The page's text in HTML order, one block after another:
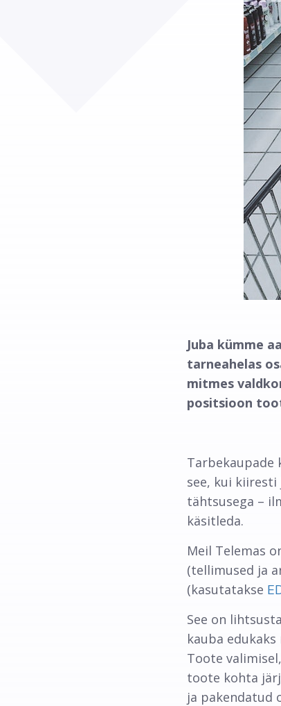
Juba kümme
tarneahelas
mitmes
positsioon
Tarbekaupade
see, kui
tähtsusega –
käsitleda.
Meil Telemas
(tellimused ja
(kasutatakse
See on
kauba
Toote
toote kohta
ja pakendatud